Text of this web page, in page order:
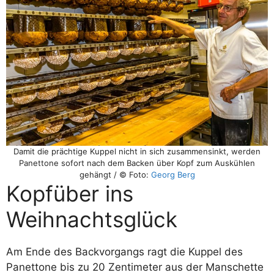
Damit die prächtige Kuppel nicht in sich zusammensinkt, werden
Panettone sofort nach dem Backen über Kopf zum Auskühlen
gehängt / © Foto: Georg Berg
Kopfüber ins
Weihnachtsglück
Am Ende des Backvorgangs ragt die Kuppel des
Panettone bis zu 20 Zentimeter aus der Manschette